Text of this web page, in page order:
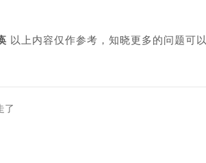
以上内容仅作参考，知晓更多的问题可
了